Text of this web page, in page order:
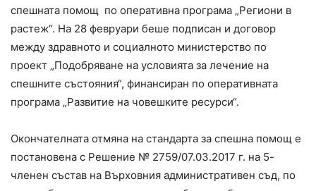
спешната помощ по оперативна програма „Региони в
растеж“. На 28 февруари беше подписан и договор
между здравното и социалното министерство по
проект „Подобряване на условията за лечение на
спешните състояния“, финансиран по оперативната
програма „Развитие на човешките ресурси“.
Окончателната отмяна на стандарта за спешна помощ е
постановена с Решение № 2759/07.03.2017 г. на 5-
членен състав на Върховния административен съд, по